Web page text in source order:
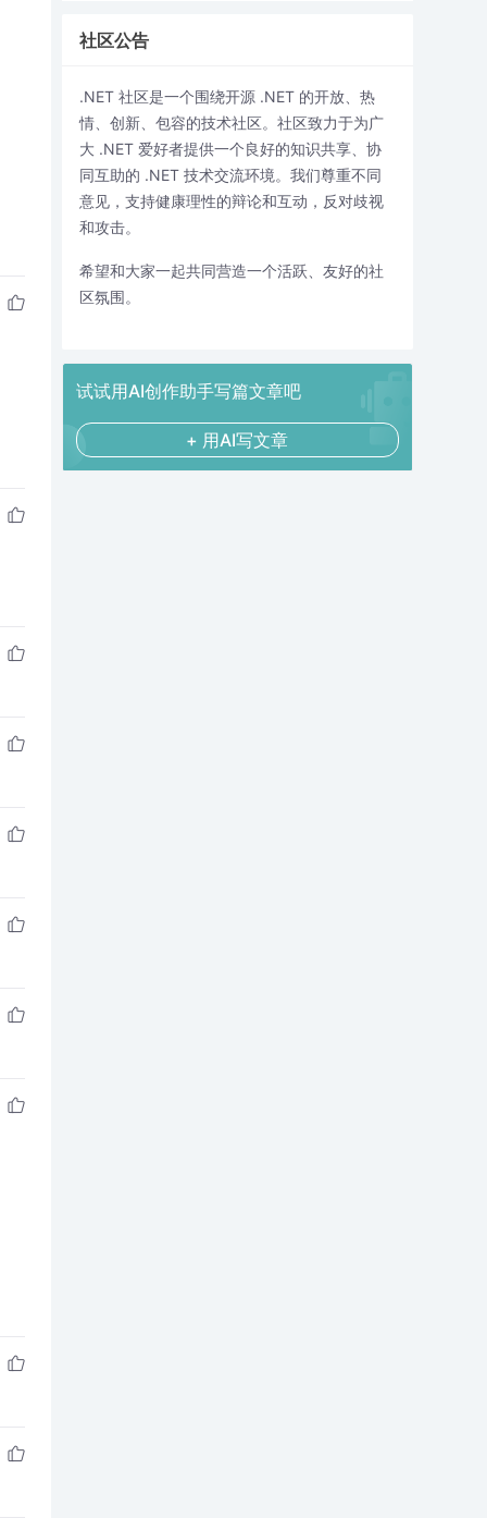
社区公告
.NET 社区是一个围绕开源 .NET 的开放、热
情、创新、包容的技术社区。社区致力于为广
大 .NET 爱好者提供一个良好的知识共享、协
同互助的 .NET 技术交流环境。我们尊重不同
意见，支持健康理性的辩论和互动，反对歧视
和攻击。
希望和大家一起共同营造一个活跃、友好的社
区氛围。
试试用AI创作助手写篇文章吧
+ 用AI写文章